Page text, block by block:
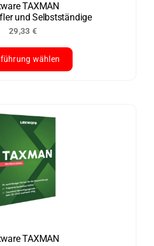
TAXMAN
und Selbstständige
29,33 €
wählen
TAXMAN